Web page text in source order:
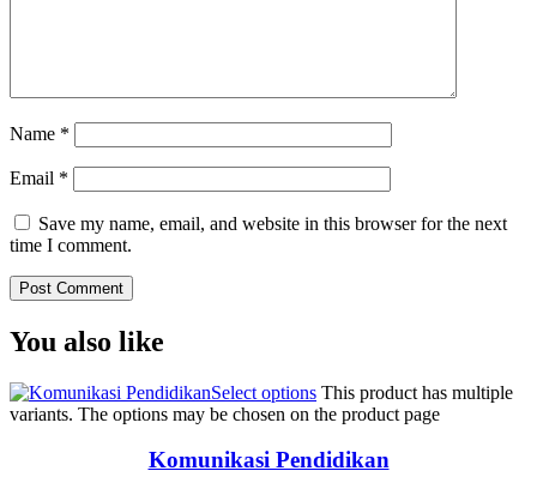
Name *
Email *
Save my name, email, and website in this browser for the next
time I comment.
You also like
Select options This product has multiple
variants. The options may be chosen on the product page
Komunikasi Pendidikan